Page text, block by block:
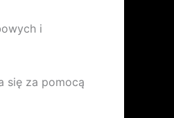
i
się za pomocą